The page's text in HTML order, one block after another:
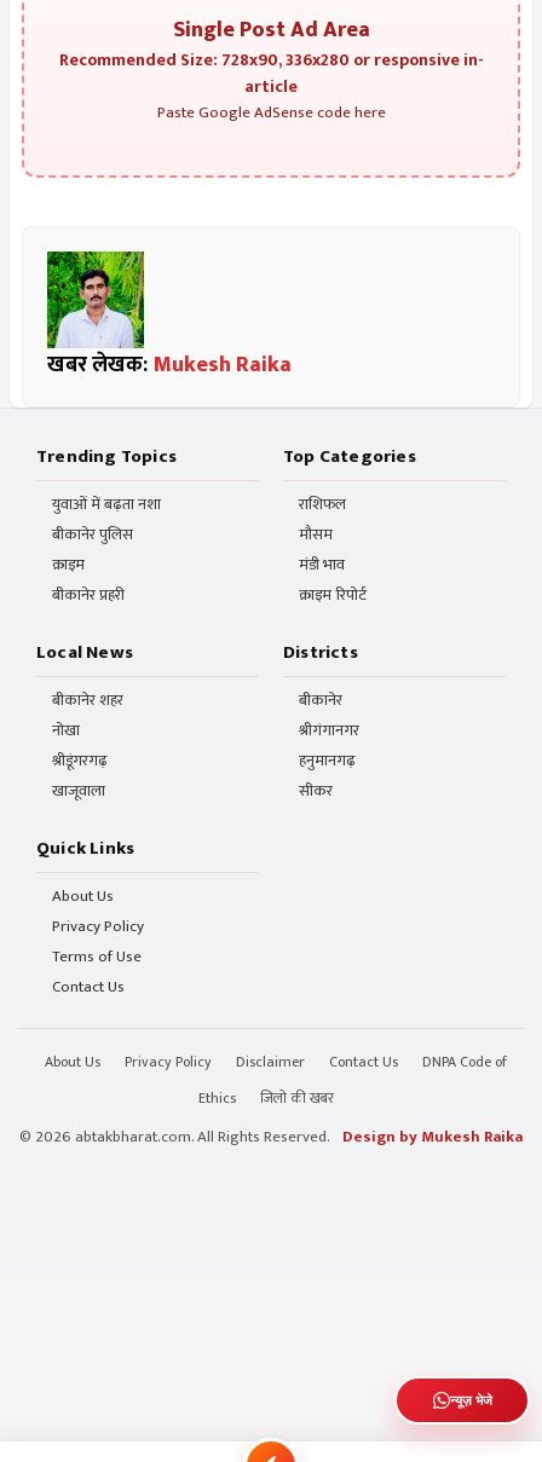
Single Post Ad Area
Recommended Size: 728x90, 336x280 or responsive in-
article
Paste Google AdSense code here
खबर लेखक: Mukesh Raika
Trending Topics
युवाओं में बढ़ता नशा
बीकानेर पुलिस
क्राइम
बीकानेर प्रहरी
Top Categories
राशिफल
मौसम
मंडी भाव
क्राइम रिपोर्ट
Local News
बीकानेर शहर
नोखा
श्रीडूंगरगढ़
खाजूवाला
Districts
बीकानेर
श्रीगंगानगर
हनुमानगढ़
सीकर
Quick Links
About Us
Privacy Policy
Terms of Use
Contact Us
About Us Privacy Policy Disclaimer Contact Us
DNPA Code of
Ethics
जिलो की खबर
© 2026 abtakbharat.com. All Rights Reserved. Design by Mukesh Raika
न्यूज़ भेजे